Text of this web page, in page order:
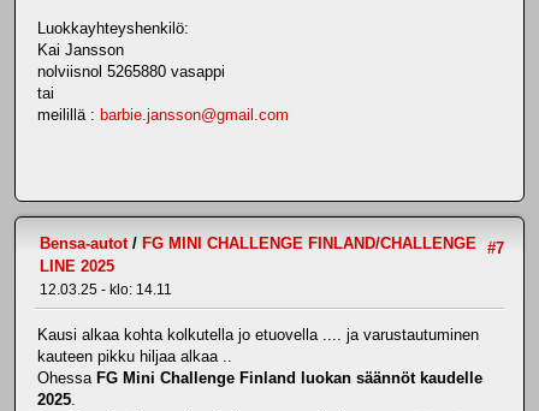
Luokkayhteyshenkilö:
Kai Jansson
nolviisnol 5265880 vasappi
tai
meilillä : barbie.jansson@gmail.com
#7
Bensa-autot/ FG MINI CHALLENGE FINLAND/CHALLENGE
LINE 2025
12.03.25 - klo: 14.11
Kausi alkaa kohta kolkutella jo etuovella .... ja varustautuminen
kauteen pikku hiljaa alkaa ..
Ohessa FG Mini Challenge Finland luokan säännöt kaudelle
2025.